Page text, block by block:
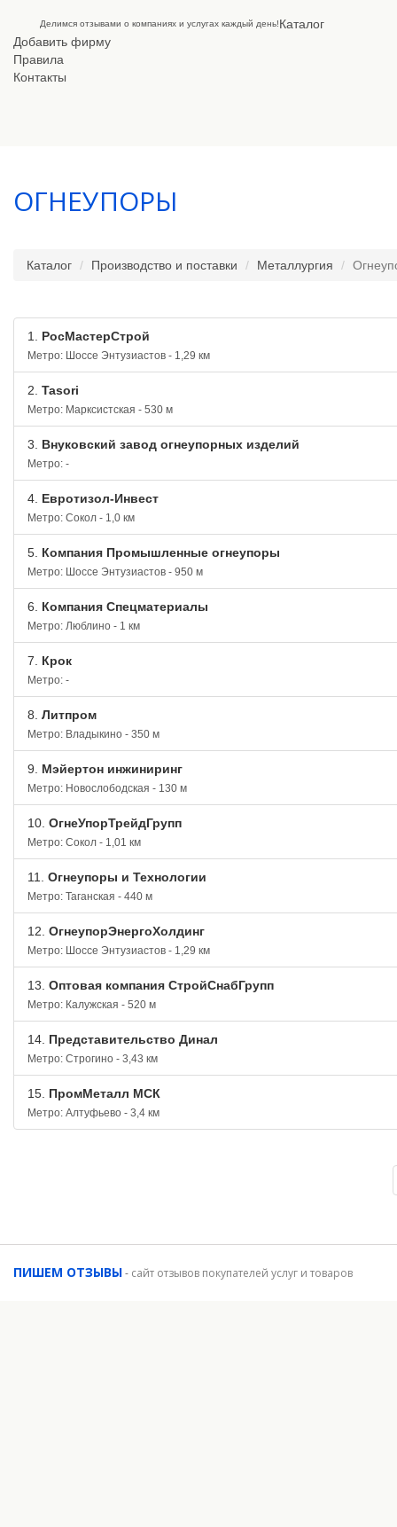
Делимся отзывами о компаниях и услугах каждый день!Каталог
Добавить фирму
Правила
Контакты
ОГНЕУПОРЫ
Каталог Производство и поставки Металлургия
1. РосМастерСтрой
Метро: Шоссе Энтузиастов - 1,29 км
2. Tasori
Метро: Марксистская - 530 м
3. Внуковский завод огнеупорных изделий
Метро: -
4. Евротизол-Инвест
Метро: Сокол - 1,0 км
5. Компания Промышленные огнеупоры
Метро: Шоссе Энтузиастов - 950 м
6. Компания Спецматериалы
Метро: Люблино - 1 км
7. Крок
Метро: -
8. Литпром
Метро: Владыкино - 350 м
9. Мэйертон инжиниринг
Метро: Новослободская - 130 м
10. ОгнеУпорТрейдГрупп
Метро: Сокол - 1,01 км
11. Огнеупоры и Технологии
Метро: Таганская - 440 м
12. ОгнеупорЭнергоХолдинг
Метро: Шоссе Энтузиастов - 1,29 км
13. Оптовая компания СтройСнабГрупп
Метро: Калужская - 520 м
14. Представительство Динал
Метро: Строгино - 3,43 км
15. ПромМеталл МСК
Метро: Алтуфьево - 3,4 км
ПИШЕМ ОТЗЫВЫ- сайт отзывов покупателей услуг и товаров